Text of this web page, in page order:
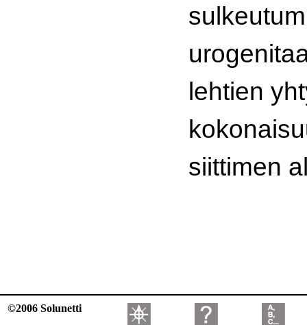
lehtien
siittimen
©2006 Solunetti